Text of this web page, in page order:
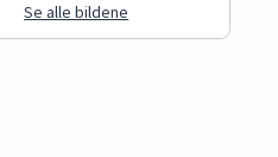
Se alle bildene